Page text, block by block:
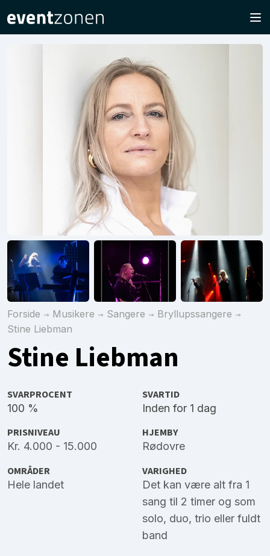
Forside Musikere Sangere
Bryllupssangere
Stine Liebman
Stine Liebman
SVARPROCENT
100 %
SVARTID
Inden for 1 dag
PRISNIVEAU
Kr. 4.000 - 15.000
HJEMBY
Rødovre
OMRÅDER
Hele landet
VARIGHED
Det kan være alt fra 1
sang til 2 timer og som
solo, duo, trio eller fuldt
band